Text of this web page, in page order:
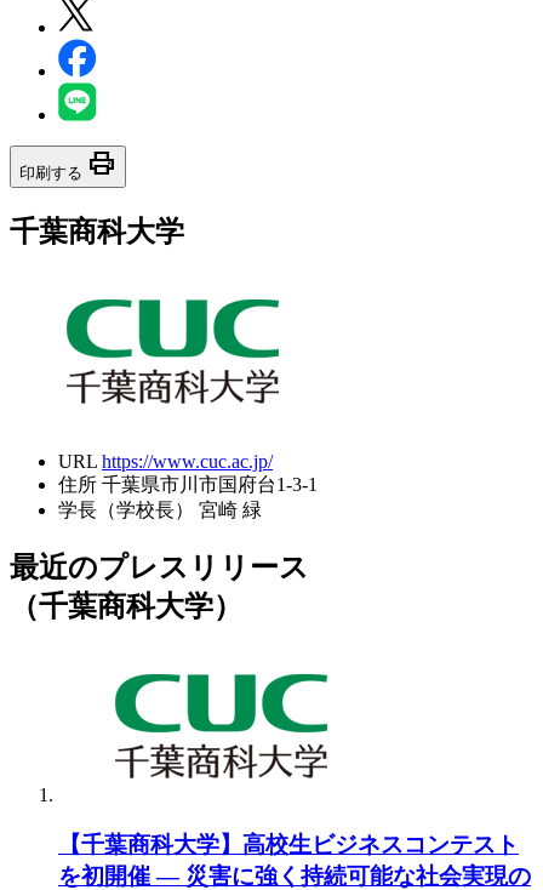
印刷する print
千葉商科大学
URL https://www.cuc.ac.jp/
住所 千葉県市川市国府台1-3-1
学長（学校長）
宮崎 緑
最近のプレスリリース
（千葉商科大学）
【千葉商科大学】高校生ビジネスコンテスト
を初開催 ― 災害に強く持続可能な社会実現の